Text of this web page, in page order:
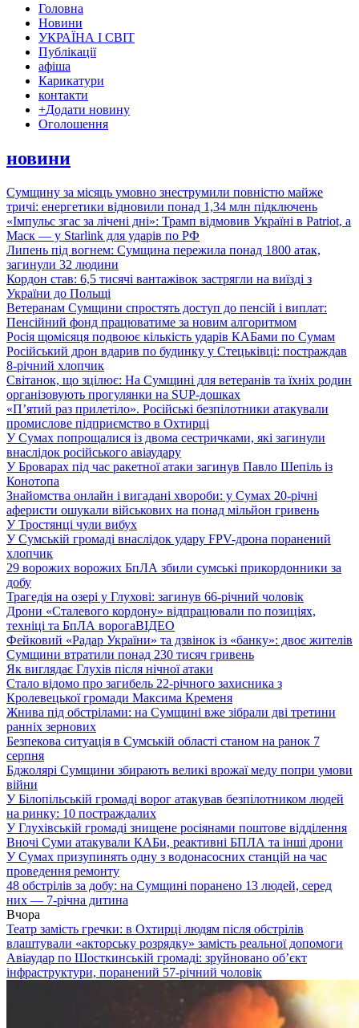
Головна
Новини
УКРАЇНА І СВІТ
Публікації
афіша
Карикатури
контакти
+Додати новину
Оголошення
новини
Сумщину за місяць умовно знеструмили повністю майже
тричі: енергетики відновили понад 1,34 млн підключень
«Імпульс згас за лічені дні»: Трамп відмовив Україні в Patriot, а
Маск — у Starlink для ударів по РФ
Липень під вогнем: Сумщина пережила понад 1800 атак,
загинули 32 людини
Кордон став: 6,5 тисячі вантажівок застрягли на виїзді з
України до Польщі
Ветеранам Сумщини спростять доступ до пенсій і виплат:
Пенсійний фонд працюватиме за новим алгоритмом
Росія щомісяця подвоює кількість ударів КАБами по Сумам
Російський дрон вдарив по будинку у Стецьківці: постраждав
8-річний хлопчик
Світанок, що зцілює: На Сумщині для ветеранів та їхніх родин
організовують прогулянки на SUP-дошках
«П’ятий раз прилетіло». Російські безпілотники атакували
промислове підприємство в Охтирці
У Сумах попрощалися із двома сестричками, які загинули
внаслідок російського авіаудару
У Броварах під час ракетної атаки загинув Павло Шепіль із
Конотопа
Знайомства онлайн і вигадані хвороби: у Сумах 20-річні
аферисти ошукали військових на понад мільйон гривень
У Тростянці чули вибух
У Сумській громаді внаслідок удару FPV-дрона поранений
хлопчик
29 ворожих ворожих БпЛА збили сумські прикордонники за
добу
Трагедія на озері у Глухові: загинув 66-річний чоловік
Дрони «Сталевого кордону» відпрацювали по позиціях,
техніці та БпЛА ворогаВІДЕО
Фейковий «Радар України» та дзвінок із «банку»: двоє жителів
Сумщини втратили понад 230 тисяч гривень
Як виглядає Глухів після нічної атаки
Стало відомо про загибель 22-річного захисника з
Кролевецької громади Максима Кременя
Жнива під обстрілами: на Сумщині вже зібрали дві третини
ранніх зернових
Безпекова ситуація в Сумській області станом на ранок 7
серпня
Бджолярі Сумщини збирають великі врожаї меду попри умови
війни
У Білопільській громаді ворог атакував безпілотником людей
на ринку: 10 постраждалих
У Глухівській громаді знищене росіянами поштове відділення
Вночі Суми атакували КАБи, реактивні БПЛА та інші дрони
У Сумах призупинять одну з водонасосних станцій на час
проведення ремонту
48 обстрілів за добу: на Сумщині поранено 13 людей, серед
них — 7-річна дитина
Вчора
Театр замість гречки: в Охтирці людям після обстрілів
влаштували «акторську розрядку» замість реальної допомоги
Авіаудар по Шосткинській громаді: зруйновано об’єкт
інфраструктури, поранений 57-річний чоловік